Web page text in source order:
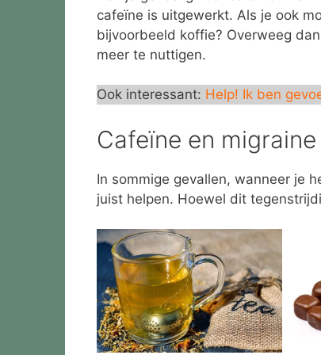
cafeïne is uitgewerkt. Als je ook
bijvoorbeeld koffie? Overweeg
meer te nuttigen.
Ook interessant: Help! Ik ben
Cafeïne en migraine
In sommige gevallen, wanneer je
juist helpen. Hoewel dit